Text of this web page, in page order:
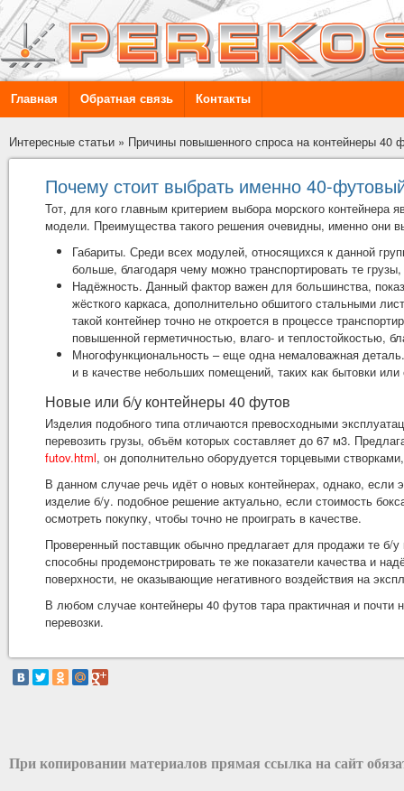
Главная Обратная связь Контакты
Интересные статьи » Причины повышенного спроса на контейнеры 40
Почему стоит выбрать именно 40-
Тот, для кого главным критерием выбора морского
модели. Преимущества такого решения очевидны, именно они
Габариты. Среди всех модулей, относящихся к данной
больше, благодаря чему можно транспортировать те
Надёжность. Данный фактор важен для большинства,
жёсткого каркаса, дополнительно обшитого стальными
такой контейнер точно не откроется в процессе
повышенной герметичностью, влаго- и теплостойкостью,
Многофункциональность – еще одна немаловажная
и в качестве небольших помещений, таких как бытовки
Новые или б/у контейнеры 40 футов
Изделия подобного типа отличаются превосходными
перевозить грузы, объём которых составляет до 67 м3.
futov.html, он дополнительно оборудуется торцевыми
В данном случае речь идёт о новых контейнерах, однако, если
изделие б/у. подобное решение актуально, если стоимость
осмотреть покупку, чтобы точно не проиграть в качестве.
Проверенный поставщик обычно предлагает для продажи те б/
способны продемонстрировать те же показатели качества и
поверхности, не оказывающие негативного воздействия на
В любом случае контейнеры 40 футов тара практичная и
перевозки.
При копировании материалов прямая ссылка на сайт